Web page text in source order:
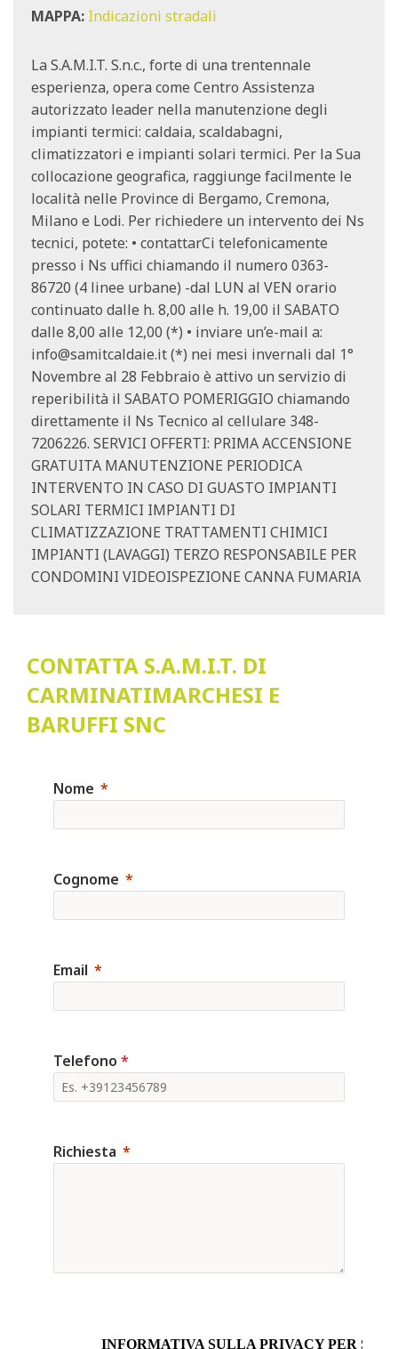
MAPPA: Indicazioni stradali
La S.A.M.I.T. S.n.c., forte di una trentennale
esperienza, opera come Centro Assistenza
autorizzato leader nella manutenzione degli
impianti termici: caldaia, scaldabagni,
climatizzatori e impianti solari termici. Per la Sua
collocazione geografica, raggiunge facilmente le
località nelle Province di Bergamo, Cremona,
Milano e Lodi. Per richiedere un intervento dei Ns
tecnici, potete: • contattarCi telefonicamente
presso i Ns uffici chiamando il numero 0363-
86720 (4 linee urbane) -dal LUN al VEN orario
continuato dalle h. 8,00 alle h. 19,00 il SABATO
dalle 8,00 alle 12,00 (*) • inviare un’e-mail a:
info@samitcaldaie.it(*) nei mesi invernali dal 1°
Novembre al 28 Febbraio è attivo un servizio di
reperibilità il SABATO POMERIGGIO chiamando
direttamente il Ns Tecnico al cellulare 348-
7206226. SERVICI OFFERTI: PRIMA ACCENSIONE
GRATUITA MANUTENZIONE PERIODICA
INTERVENTO IN CASO DI GUASTO IMPIANTI
SOLARI TERMICI IMPIANTI DI
CLIMATIZZAZIONE TRATTAMENTI CHIMICI
IMPIANTI (LAVAGGI) TERZO RESPONSABILE PER
CONDOMINI VIDEOISPEZIONE CANNA FUMARIA
CONTATTA S.A.M.I.T. DI
CARMINATIMARCHESI E
BARUFFI SNC
Nome
Cognome
Email
Telefono *
Richiesta
INFORMATIVA SULLA PRIVACY PER SITI